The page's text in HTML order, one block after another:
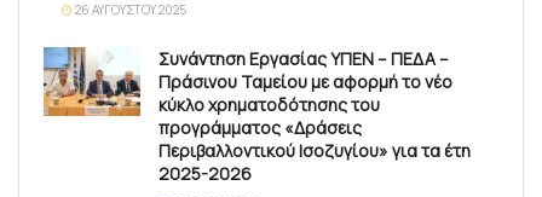
26 ΑΥΓΟΎΣΤΟΥ 2025
Συνάντηση Εργασίας ΥΠΕΝ – ΠΕΔΑ –
Πράσινου Ταμείου με αφορμή το νέο
κύκλο χρηματοδότησης του
προγράμματος «Δράσεις
Περιβαλλοντικού Ισοζυγίου» για τα έτη
2025-2026